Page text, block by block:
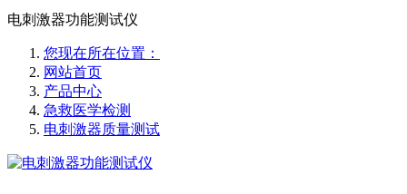
电刺激器功能测试仪
您现在所在位置：
网站首页
产品中心
急救医学检测
电刺激器质量测试